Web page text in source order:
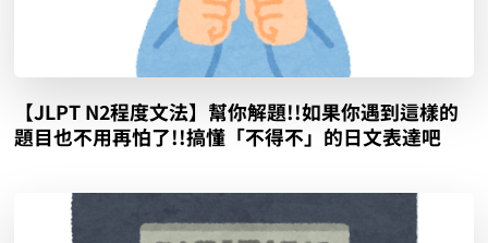
【JLPT N2程度文法】幫你解題!!如果你遇到這樣的
題目也不用再怕了!!搞懂「不得不」的日文表達吧